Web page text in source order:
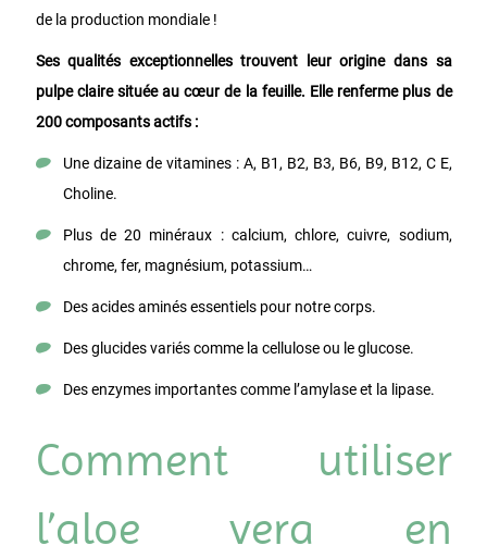
de la production mondiale !
Ses qualités exceptionnelles trouvent leur origine dans sa
pulpe claire située au cœur de la feuille. Elle renferme plus de
200 composants actifs :
Une dizaine de vitamines : A, B1, B2, B3, B6, B9, B12, C E,
Choline.
Plus de 20 minéraux : calcium, chlore, cuivre, sodium,
chrome, fer, magnésium, potassium…
Des acides aminés essentiels pour notre corps.
Des glucides variés comme la cellulose ou le glucose.
Des enzymes importantes comme l’amylase et la lipase.
Comment utiliser
l’aloe vera en